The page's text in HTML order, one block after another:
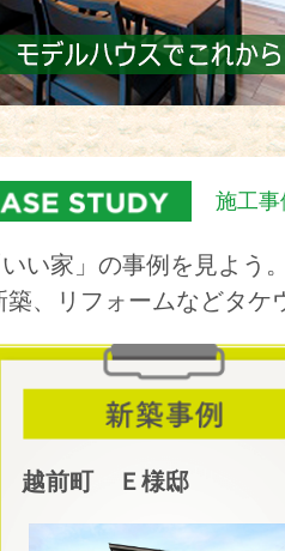
施工事
いい家」の事例を見よう
築、リフォームなどタケ
越前町 Ｅ様邸